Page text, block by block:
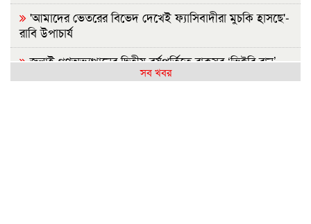
'আমাদের ভেতরের বিভেদ দেখেই ফ্যাসিবাদীরা মুচকি হাসছে'-
রাবি উপাচার্য
জুলাই গণঅভ্যুত্থানের দ্বিতীয় বর্ষপূর্তিতে রাকসুর ‘ভিক্টরি রান’
সব খবর